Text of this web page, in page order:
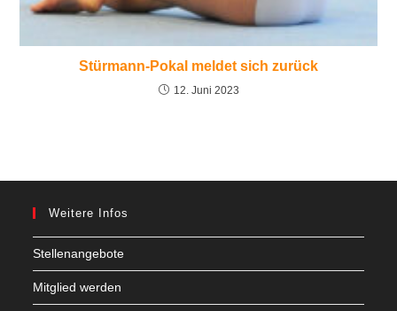
Stürmann-Pokal meldet sich zurück
12. Juni 2023
Weitere Infos
Stellenangebote
Mitglied werden